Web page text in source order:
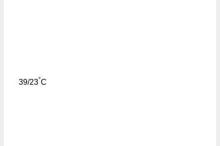
39/23°C